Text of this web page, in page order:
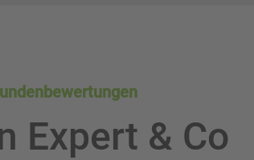
Expert & Co